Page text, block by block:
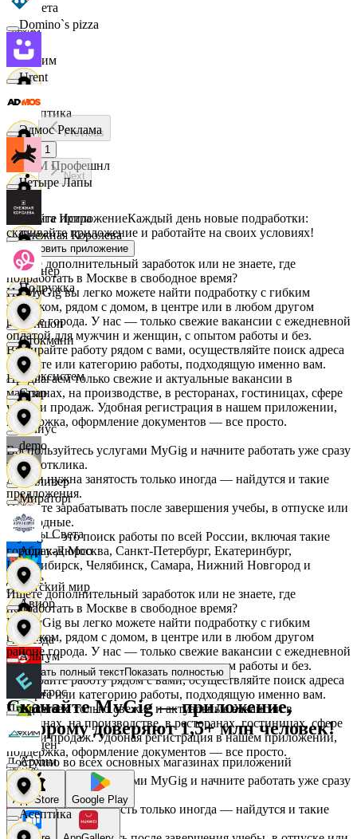
Аркета
Архим
Асептика
АСМ Профешнл
Белуга Истра
Вайнер
Ваншоп
Ворксистем
Гелиус
Гулливер
Дары Света
Детский мир
Звезда
Зельгрос
Зенден
Инканто
Domino`s pizza
Urent
Эдмос Реклама
Четыре Лапы
Снежная Королева
Подружка
Стокманн
Cпар
demo
Мираторг
Абрау-Дюрсо
Авиор
Альтум
Аркета
Архим
Асептика
Previous
1
Next
Скачайте приложениеКаждый день новые подработки:
скачивайте приложение и работайте на своих условиях!
Установить приложение
Ищете дополнительный заработок или не знаете, где
подработать в Москве в свободное время?
На MyGig вы легко можете найти подработку с гибким
графиком, рядом с домом, в центре или в любом другом
районе города. У нас — только свежие вакансии с ежедневной
оплатой для мужчин и женщин, с опытом работы и без.
Выбирайте работу рядом с вами, осуществляйте поиск адреса
на карте или категорию работы, подходящую именно вам.
Предлагаем только свежие и актуальные вакансии в
магазинах, на производстве, в ресторанах, гостиницах, сфере
услуг и продаж. Удобная регистрация в нашем приложении,
поддержка, оформление документов — все просто.
Воспользуйтесь услугами MyGig и начните работать уже сразу
после отклика.
А если нужна занятость только иногда — найдутся и такие
предложения.
Начните зарабатывать после завершения учебы, в отпуске или
в выходные.
MyGig — это поиск работы по всей России, включая такие
города как Москва, Санкт-Петербург, Екатеринбург,
Новосибирск, Челябинск, Самара, Нижний Новгород и
другие.
Ищете дополнительный заработок или не знаете, где
подработать в Москве в свободное время?
На MyGig вы легко можете найти подработку с гибким
графиком, рядом с домом, в центре или в любом другом
районе города. У нас — только свежие вакансии с ежедневной
оплатой для мужчин и женщин, с опытом работы и без.
Выбирайте работу рядом с вами, осуществляйте поиск адреса
на карте или категорию работы, подходящую именно вам.
Предлагаем только свежие и актуальные вакансии в
магазинах, на производстве, в ресторанах, гостиницах, сфере
услуг и продаж. Удобная регистрация в нашем приложении,
поддержка, оформление документов — все просто.
Воспользуйтесь услугами MyGig и начните работать уже сразу
после отклика.
А если нужна занятость только иногда — найдутся и такие
предложения.
Показать полный текстПоказать полностью
Скачайте MyGig — приложение,
которому доверяют 1,5+ млн человек!
Доступно во всех основных магазинах приложений
App Store Google Play